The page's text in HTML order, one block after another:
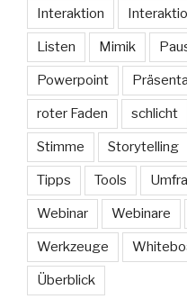
Interaktion
Listen Mimik
Powerpoint
roter Faden schlicht
Stimme Storytelling
Tipps Tools
Webinar Webinare
Werkzeuge
Überblick